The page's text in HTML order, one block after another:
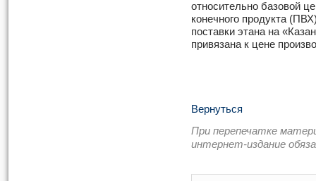
относительно базовой
конечного продукта
поставки этана на
привязана к цене
Вернуться
При перепечатке
интернет-издание